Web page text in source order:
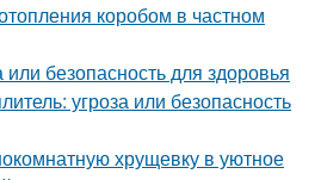
коробом в частном
или безопасность для здоровья
угроза или безопасность
хрущевку в уютное